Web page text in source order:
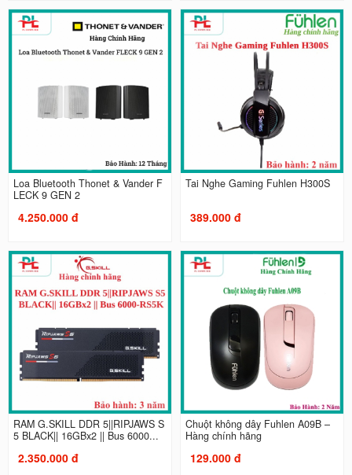
Loa Bluetooth Thonet & Vander F
LECK 9 GEN 2
4.250.000 đ
Tai Nghe Gaming Fuhlen H300S
389.000 đ
RAM G.SKILL DDR 5||RIPJAWS S
5 BLACK|| 16GBx2 || Bus 6000...
2.350.000 đ
Chuột không dây Fuhlen A09B –
Hàng chính hãng
129.000 đ